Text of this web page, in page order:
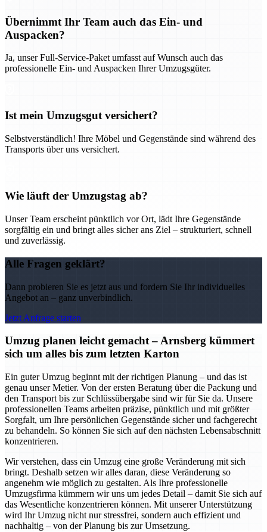
Übernimmt Ihr Team auch das Ein- und
Auspacken?
Ja, unser Full-Service-Paket umfasst auf Wunsch auch das
professionelle Ein- und Auspacken Ihrer Umzugsgüter.
Ist mein Umzugsgut versichert?
Selbstverständlich! Ihre Möbel und Gegenstände sind während des
Transports über uns versichert.
Wie läuft der Umzugstag ab?
Unser Team erscheint pünktlich vor Ort, lädt Ihre Gegenstände
sorgfältig ein und bringt alles sicher ans Ziel – strukturiert, schnell
und zuverlässig.
Alle Fragen geklärt?
Dann probieren Sie es jetzt aus und fordern Sie Ihr individuelles
Angebot an – ganz unverbindlich.
Jetzt Anfrage starten
Umzug planen leicht gemacht – Arnsberg kümmert
sich um alles bis zum letzten Karton
Ein guter Umzug beginnt mit der richtigen Planung – und das ist
genau unser Metier. Von der ersten Beratung über die Packung und
den Transport bis zur Schlüssübergabe sind wir für Sie da. Unsere
professionellen Teams arbeiten präzise, pünktlich und mit größter
Sorgfalt, um Ihre persönlichen Gegenstände sicher und fachgerecht
zu behandeln. So können Sie sich auf den nächsten Lebensabschnitt
konzentrieren.
Wir verstehen, dass ein Umzug eine große Veränderung mit sich
bringt. Deshalb setzen wir alles daran, diese Veränderung so
angenehm wie möglich zu gestalten. Als Ihre professionelle
Umzugsfirma kümmern wir uns um jedes Detail – damit Sie sich auf
das Wesentliche konzentrieren können. Mit unserer Unterstützung
wird Ihr Umzug nicht nur stressfrei, sondern auch effizient und
nachhaltig – von der Planung bis zur Umsetzung.